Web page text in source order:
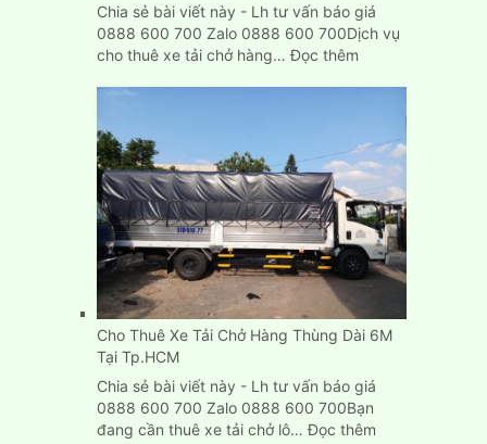
Chia sẻ bài viết này - Lh tư vấn báo giá
0888 600 700 Zalo 0888 600 700Dịch vụ
cho thuê xe tải chở hàng…Đọc thêm:
Thuê
Xe
Tải
Chở
Hàng
Tp.HCM,
Bình
Dương,
Hòa
Cho Thuê Xe Tải Chở Hàng Thùng Dài 6M
Tại Tp.HCM
Chia sẻ bài viết này - Lh tư vấn báo giá
0888 600 700 Zalo 0888 600 700Bạn
đang cần thuê xe tải chở lô…Đọc thêm: